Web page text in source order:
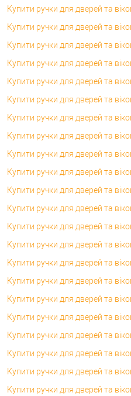
Купити ручки для дверей та
Купити ручки для дверей та
Купити ручки для дверей та
Купити ручки для дверей та
Купити ручки для дверей та
Купити ручки для дверей та
Купити ручки для дверей та
Купити ручки для дверей та
Купити ручки для дверей та
Купити ручки для дверей та
Купити ручки для дверей та
Купити ручки для дверей та
Купити ручки для дверей та
Купити ручки для дверей та
Купити ручки для дверей та
Купити ручки для дверей та
Купити ручки для дверей та
Купити ручки для дверей та
Купити ручки для дверей та
Купити ручки для дверей та
Купити ручки для дверей та
Купити ручки для дверей та